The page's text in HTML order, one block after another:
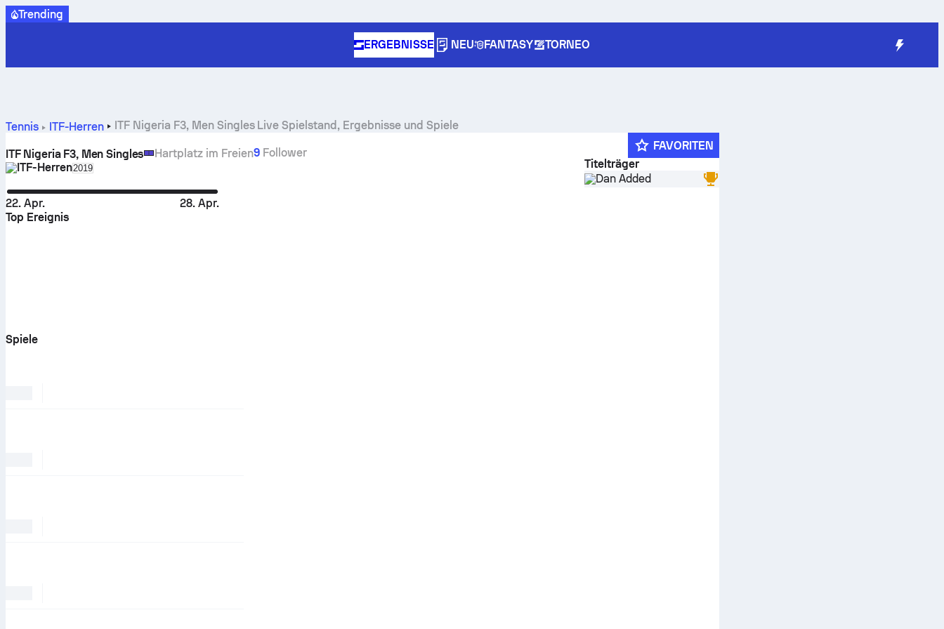
Trending
ERGEBNISSE NEU FANTASY TORNEO
Tennis ITF-Herren ITF Nigeria F3, Men Singles Live Spielstand, Ergebnisse und Spiele
ITF Nigeria F3, Men Singles Hartplatz im Freien9 Follower
ITF-HerrenSelect season in unique tournament header
2019
FAVORITEN
Titelträger
Dan Added
22. Apr.
28. Apr.
Top Ereignis
Spiele